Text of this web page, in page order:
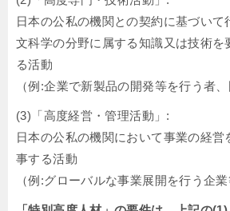
日本の公私の機関との契約に基づいて
文科学の分野に属する知識又は技術を
る活動
（例:企業で新製品の開発等を行う者、
(3)「高度経営・管理活動」:
日本の公私の機関において事業の経営
事する活動
（例:グローバルな事業展開を行う企業